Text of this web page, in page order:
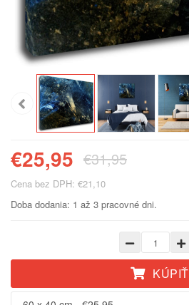
€25,95 €31,95
Cena bez DPH: €21,10
Doba dodania: 1 až 3 pracovné dni.
KÚPIŤ